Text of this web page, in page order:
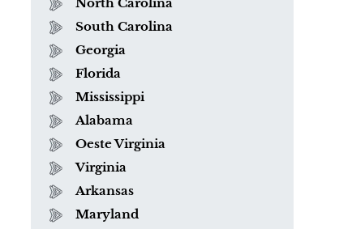
South Carolina
Georgia
Florida
Mississippi
Alabama
Oeste Virginia
Virginia
Arkansas
Maryland